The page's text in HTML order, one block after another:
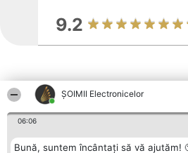
ȘOIMII Electronicelor
06:06
Bună, suntem încântați să vă ajutăm!
9.2
Alte firme din zonă